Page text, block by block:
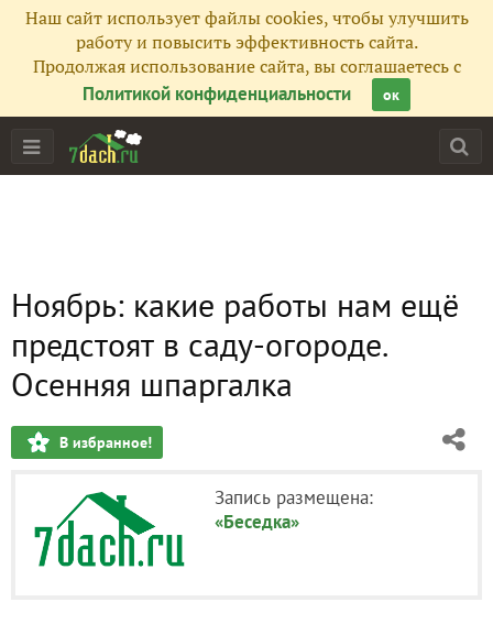
Наш сайт использует файлы cookies, чтобы улучшить
работу и повысить эффективность сайта.
Продолжая использование сайта, вы соглашаетесь с
Политикой конфиденциальности
ок
Ноябрь: какие работы нам ещё
предстоят в саду-огороде.
Осенняя шпаргалка
В избранное!
Запись размещена:
«Беседка»